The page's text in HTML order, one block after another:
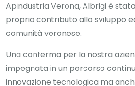
Apindustria Verona, Albrigi è
proprio contributo allo sviluppo
comunità veronese.
Una conferma per la nostra
impegnata in un percorso
innovazione tecnologica ma